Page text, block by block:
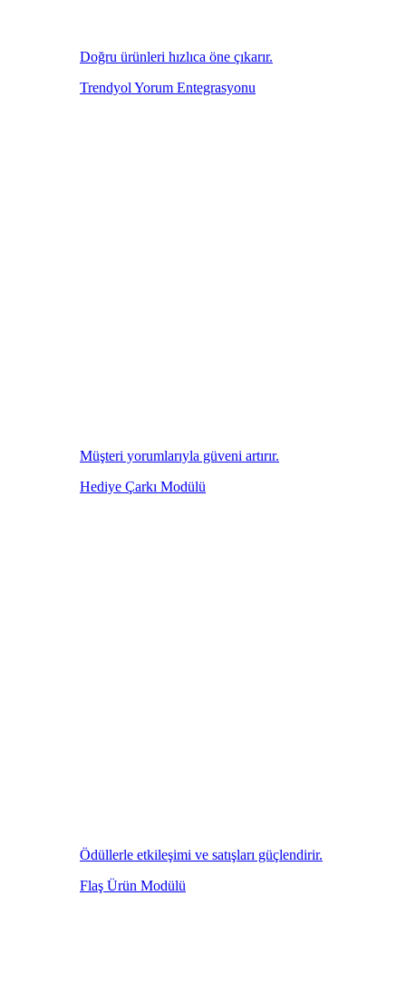
Doğru ürünleri hızlıca öne çıkarır.
Trendyol Yorum Entegrasyonu
Müşteri yorumlarıyla güveni artırır.
Hediye Çarkı Modülü
Ödüllerle etkileşimi ve satışları güçlendirir.
Flaş Ürün Modülü